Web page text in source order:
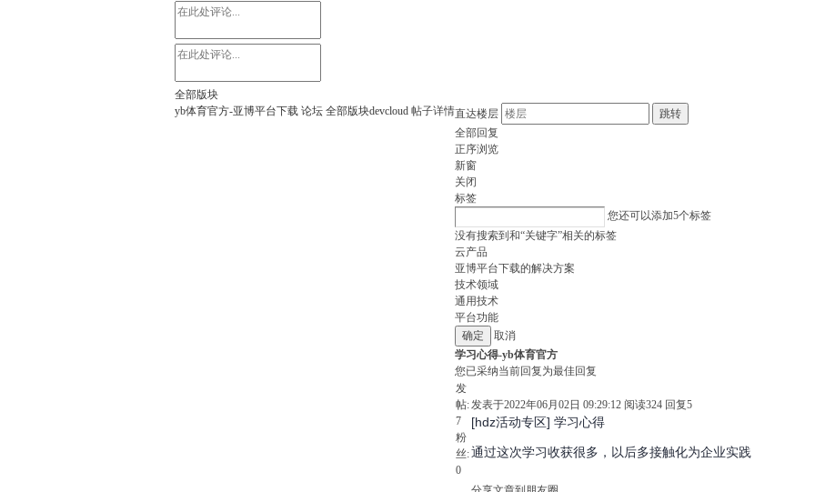
全部版块
yb体育官方-亚博平台下载 论坛 全部版块devcloud 帖子详情直达楼层
跳转
全部回复
正序浏览
新窗
关闭
标签
您还可以添加5个标签
没有搜索到和“关键字”相关的标签
云产品
亚博平台下载的解决方案
技术领域
通用技术
平台功能
取消
学习心得-yb体育官方
您已采纳当前回复为最佳回复
发
帖:
7
粉
丝:
0
发表于2022年06月02日 09:29:12 阅读324 回复5
[hdz活动专区] 学习心得
通过这次学习收获很多，以后多接触化为企业实践